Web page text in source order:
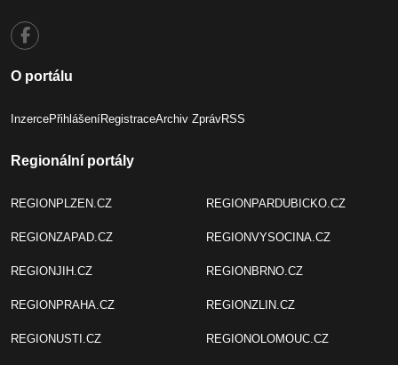
O portálu
InzercePřihlášeníRegistraceArchiv ZprávRSS
Regionální portály
REGIONPLZEN.CZ
REGIONZAPAD.CZ
REGIONJIH.CZ
REGIONPRAHA.CZ
REGIONUSTI.CZ
REGIONPARDUBICKO.CZ
REGIONVYSOCINA.CZ
REGIONBRNO.CZ
REGIONZLIN.CZ
REGIONOLOMOUC.CZ